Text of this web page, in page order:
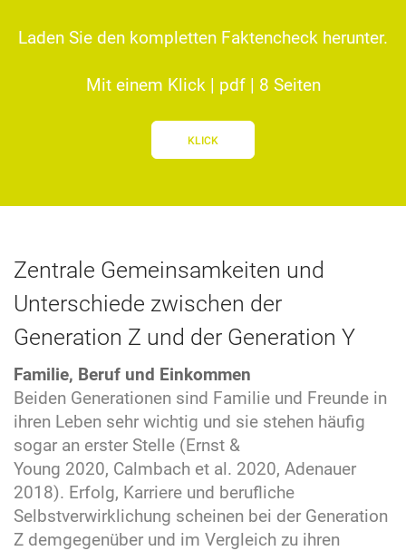
Laden Sie den kompletten Faktencheck herunter.
Mit einem Klick | pdf | 8 Seiten
KLICK
Zentrale Gemeinsamkeiten und
Unterschiede zwischen der
Generation Z und der Generation Y
Familie, Beruf und Einkommen
Beiden Generationen sind Familie und Freunde in
ihren Leben sehr wichtig und sie stehen häufig
sogar an erster Stelle (Ernst &
Young 2020, Calmbach et al. 2020, Adenauer
2018). Erfolg, Karriere und berufliche
Selbstverwirklichung scheinen bei der Generation
Z demgegenüber und im Vergleich zu ihren